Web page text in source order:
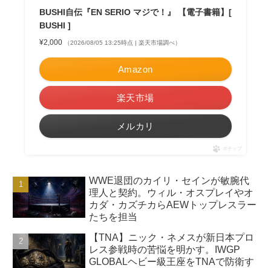
BUSHI自伝『EN SERIO マジで！』 【電子書籍】[
BUSHI ]
¥2,000 （2026/08/05 13:25時点 | 楽天市場調べ）
Amazon
楽天市場
メルカリ
ポチップ
WWE退団のカイリ・セインが敏腕代
理人と契約。ウィル・オスプレイやオ
カダ・カズチカらAEWトップレスラー
たちを担当
【TNA】ニック・ネメスが新日本プロ
レス参戦時の苦悩を明かす。IWGP
GLOBALヘビー級王座をTNAで防衛す